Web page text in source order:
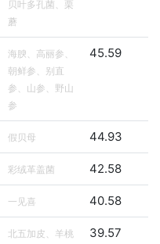
贝叶多孔菌、栗
蘑
海腴、高丽参、
朝鲜参、别直
参、山参、野山
参
45.59
假贝母 44.93
彩绒革盖菌 42.58
一见喜 40.58
北五加皮、羊桃
39.57